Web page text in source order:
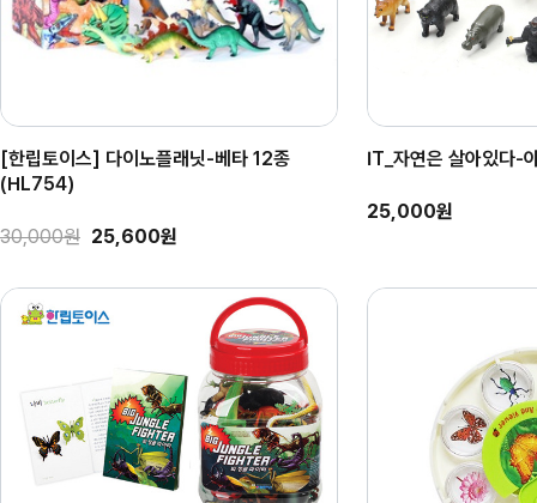
[한립토이스] 다이노플래닛-베타 12종
(HL754)
30,000원 25,600원
IT_자연은 살아있다-
25,000원